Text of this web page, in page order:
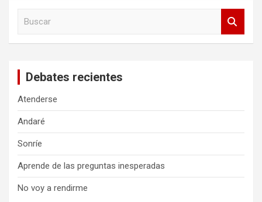
Debates recientes
Atenderse
Andaré
Sonríe
Aprende de las preguntas inesperadas
No voy a rendirme